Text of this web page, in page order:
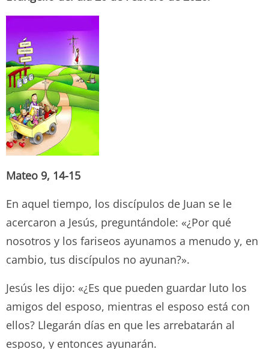
Mateo 9, 14-15
En aquel tiempo, los discípulos de Juan se le
acercaron a Jesús, preguntándole: «¿Por qué
nosotros y los fariseos ayunamos a menudo y, en
cambio, tus discípulos no ayunan?».
Jesús les dijo: «¿Es que pueden guardar luto los
amigos del esposo, mientras el esposo está con
ellos? Llegarán días en que les arrebatarán al
esposo, y entonces ayunarán.